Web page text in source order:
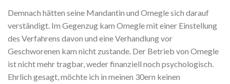
Demnach hätten seine Mandantin und Omegle sich darauf
verständigt. Im Gegenzug kam Omegle mit einer Einstellung
des Verfahrens davon und eine Verhandlung vor
Geschworenen kam nicht zustande. Der Betrieb von Omegle
ist nicht mehr tragbar, weder finanziell noch psychologisch.
Ehrlich gesagt, möchte ich in meinen 30ern keinen